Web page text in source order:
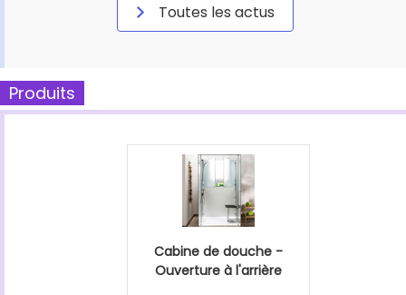
Toutes les actus
Produits
Cabine de douche -
Ouverture à l'arrière